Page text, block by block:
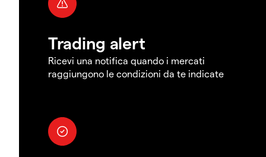
Trading alert
Ricevi una notifica quando i mercati
raggiungono le condizioni da te indicate